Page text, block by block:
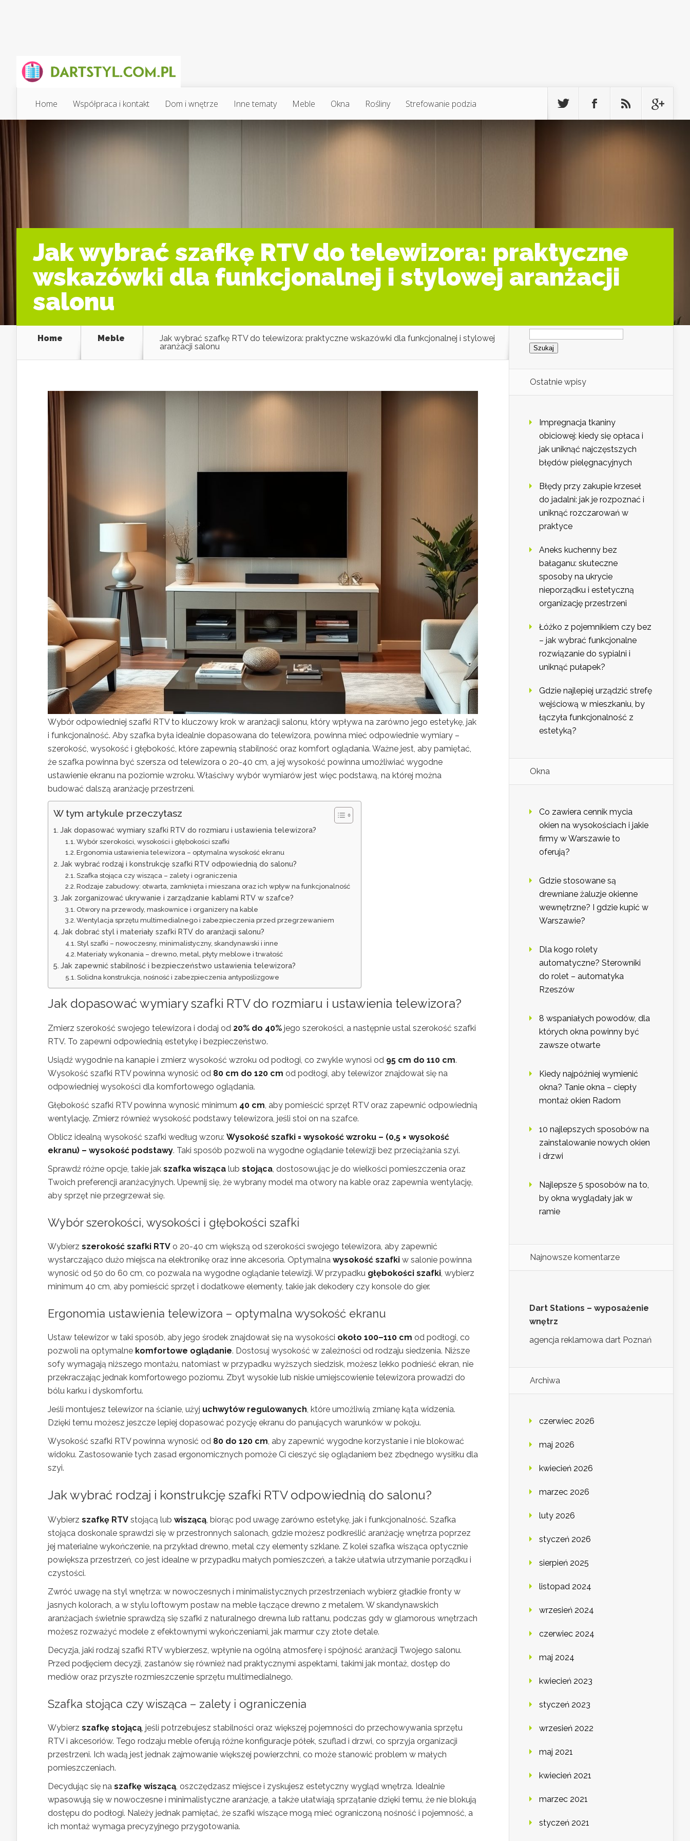
Home Współpraca i kontakt Dom i wnętrze Inne tematy Meble Okna Rośliny Strefowanie podzia
Jak wybrać szafkę RTV do telewizora: praktyczne
wskazówki dla funkcjonalnej i stylowej aranżacji
salonu
Home Meble
Jak wybrać szafkę RTV do telewizora: praktyczne wskazówki dla funkcjonalnej i stylowej
aranżacji salonu
Wybór odpowiedniej szafki RTV to kluczowy krok w aranżacji salonu, który wpływa na zarówno jego estetykę, jak
i funkcjonalność. Aby szafka była idealnie dopasowana do telewizora, powinna mieć odpowiednie wymiary –
szerokość, wysokość i głębokość, które zapewnią stabilność oraz komfort oglądania. Ważne jest, aby pamiętać,
że szafka powinna być szersza od telewizora o 20-40 cm, a jej wysokość powinna umożliwiać wygodne
ustawienie ekranu na poziomie wzroku. Właściwy wybór wymiarów jest więc podstawą, na której można
budować dalszą aranżację przestrzeni.
W tym artykule przeczytasz
Jak dopasować wymiary szafki RTV do rozmiaru i ustawienia telewizora?
Wybór szerokości, wysokości i głębokości szafki
Ergonomia ustawienia telewizora – optymalna wysokość ekranu
Jak wybrać rodzaj i konstrukcję szafki RTV odpowiednią do salonu?
Szafka stojąca czy wisząca – zalety i ograniczenia
Rodzaje zabudowy: otwarta, zamknięta i mieszana oraz ich wpływ na funkcjonalność
Jak zorganizować ukrywanie i zarządzanie kablami RTV w szafce?
Otwory na przewody, maskownice i organizery na kable
Wentylacja sprzętu multimedialnego i zabezpieczenia przed przegrzewaniem
Jak dobrać styl i materiały szafki RTV do aranżacji salonu?
Styl szafki – nowoczesny, minimalistyczny, skandynawski i inne
Materiały wykonania – drewno, metal, płyty meblowe i trwałość
Jak zapewnić stabilność i bezpieczeństwo ustawienia telewizora?
Solidna konstrukcja, nośność i zabezpieczenia antypoślizgowe
Jak dopasować wymiary szafki RTV do rozmiaru i ustawienia telewizora?
Zmierz szerokość swojego telewizora i dodaj od 20% do 40% jego szerokości, a następnie ustal szerokość szafki
RTV. To zapewni odpowiednią estetykę i bezpieczeństwo.
Usiądź wygodnie na kanapie i zmierz wysokość wzroku od podłogi, co zwykle wynosi od 95 cm do 110 cm.
Wysokość szafki RTV powinna wynosić od 80 cm do 120 cm od podłogi, aby telewizor znajdował się na
odpowiedniej wysokości dla komfortowego oglądania.
Głębokość szafki RTV powinna wynosić minimum 40 cm , aby pomieścić sprzęt RTV oraz zapewnić odpowiednią
wentylację. Zmierz również wysokość podstawy telewizora, jeśli stoi on na szafce.
Oblicz idealną wysokość szafki według wzoru: Wysokość szafki = wysokość wzroku – (0,5 × wysokość
ekranu) – wysokość podstawy. Taki sposób pozwoli na wygodne oglądanie telewizji bez przeciążania szyi.
Sprawdź różne opcje, takie jak szafka wisząca lub stojąca , dostosowując je do wielkości pomieszczenia oraz
Twoich preferencji aranżacyjnych. Upewnij się, że wybrany model ma otwory na kable oraz zapewnia wentylację,
aby sprzęt nie przegrzewał się.
Wybór szerokości, wysokości i głębokości szafki
Wybierz szerokość szafki RTV o 20-40 cm większą od szerokości swojego telewizora, aby zapewnić
wystarczająco dużo miejsca na elektronikę oraz inne akcesoria. Optymalna wysokość szafki w salonie powinna
wynosić od 50 do 60 cm, co pozwala na wygodne oglądanie telewizji. W przypadku głębokości szafki , wybierz
minimum 40 cm, aby pomieścić sprzęt i dodatkowe elementy, takie jak dekodery czy konsole do gier.
Ergonomia ustawienia telewizora – optymalna wysokość ekranu
Ustaw telewizor w taki sposób, aby jego środek znajdował się na wysokości około 100–110 cm od podłogi, co
pozwoli na optymalne komfortowe oglądanie. Dostosuj wysokość w zależności od rodzaju siedzenia. Niższe
sofy wymagają niższego montażu, natomiast w przypadku wyższych siedzisk, możesz lekko podnieść ekran, nie
przekraczając jednak komfortowego poziomu. Zbyt wysokie lub niskie umiejscowienie telewizora prowadzi do
bólu karku i dyskomfortu.
Jeśli montujesz telewizor na ścianie, użyj uchwytów regulowanych , które umożliwią zmianę kąta widzenia.
Dzięki temu możesz jeszcze lepiej dopasować pozycję ekranu do panujących warunków w pokoju.
Wysokość szafki RTV powinna wynosić od 80 do 120 cm , aby zapewnić wygodne korzystanie i nie blokować
widoku. Zastosowanie tych zasad ergonomicznych pomoże Ci cieszyć się oglądaniem bez zbędnego wysiłku dla
szyi.
Jak wybrać rodzaj i konstrukcję szafki RTV odpowiednią do salonu?
Wybierz szafkę RTV stojącą lub wiszącą , biorąc pod uwagę zarówno estetykę, jak i funkcjonalność. Szafka
stojąca doskonale sprawdzi się w przestronnych salonach, gdzie możesz podkreślić aranżację wnętrza poprzez
jej materialne wykończenie, na przykład drewno, metal czy elementy szklane. Z kolei szafka wisząca optycznie
powiększa przestrzeń, co jest idealne w przypadku małych pomieszczeń, a także ułatwia utrzymanie porządku i
czystości.
Zwróć uwagę na styl wnętrza: w nowoczesnych i minimalistycznych przestrzeniach wybierz gładkie fronty w
jasnych kolorach, a w stylu loftowym postaw na meble łączące drewno z metalem. W skandynawskich
aranżacjach świetnie sprawdzą się szafki z naturalnego drewna lub rattanu, podczas gdy w glamorous wnętrzach
możesz rozważyć modele z efektownymi wykończeniami, jak marmur czy złote detale.
Decyzja, jaki rodzaj szafki RTV wybierzesz, wpłynie na ogólną atmosferę i spójność aranżacji Twojego salonu.
Przed podjęciem decyzji, zastanów się również nad praktycznymi aspektami, takimi jak montaż, dostęp do
mediów oraz przyszłe rozmieszczenie sprzętu multimedialnego.
Szafka stojąca czy wisząca – zalety i ograniczenia
Wybierz szafkę stojącą , jeśli potrzebujesz stabilności oraz większej pojemności do przechowywania sprzętu
RTV i akcesoriów. Tego rodzaju meble oferują różne konfiguracje półek, szuflad i drzwi, co sprzyja organizacji
przestrzeni. Ich wadą jest jednak zajmowanie większej powierzchni, co może stanowić problem w małych
pomieszczeniach.
Decydując się na szafkę wiszącą , oszczędzasz miejsce i zyskujesz estetyczny wygląd wnętrza. Idealnie
wpasowują się w nowoczesne i minimalistyczne aranżacje, a także ułatwiają sprzątanie dzięki temu, że nie blokują
dostępu do podłogi. Należy jednak pamiętać, że szafki wiszące mogą mieć ograniczoną nośność i pojemność, a
ich montaż wymaga precyzyjnego przygotowania.
Szukaj:
Ostatnie wpisy
Impregnacja tkaniny
obiciowej: kiedy się opłaca i
jak uniknąć najczęstszych
błędów pielęgnacyjnych
Błędy przy zakupie krzeseł
do jadalni: jak je rozpoznać i
uniknąć rozczarowań w
praktyce
Aneks kuchenny bez
bałaganu: skuteczne
sposoby na ukrycie
nieporządku i estetyczną
organizację przestrzeni
Łóżko z pojemnikiem czy bez
– jak wybrać funkcjonalne
rozwiązanie do sypialni i
uniknąć pułapek?
Gdzie najlepiej urządzić strefę
wejściową w mieszkaniu, by
łączyła funkcjonalność z
estetyką?
Okna
Co zawiera cennik mycia
okien na wysokościach i jakie
firmy w Warszawie to
oferują?
Gdzie stosowane są
drewniane żaluzje okienne
wewnętrzne? I gdzie kupić w
Warszawie?
Dla kogo rolety
automatyczne? Sterowniki
do rolet – automatyka
Rzeszów
8 wspaniałych powodów, dla
których okna powinny być
zawsze otwarte
Kiedy najpóźniej wymienić
okna? Tanie okna – ciepły
montaż okien Radom
10 najlepszych sposobów na
zainstalowanie nowych okien
i drzwi
Najlepsze 5 sposobów na to,
by okna wyglądały jak w
ramie
Najnowsze komentarze
Dart Stations – wyposażenie
wnętrz
agencja reklamowa dart Poznań
Archiwa
czerwiec 2026
maj 2026
kwiecień 2026
marzec 2026
luty 2026
styczeń 2026
sierpień 2025
listopad 2024
wrzesień 2024
czerwiec 2024
maj 2024
kwiecień 2023
styczeń 2023
wrzesień 2022
maj 2021
kwiecień 2021
marzec 2021
styczeń 2021